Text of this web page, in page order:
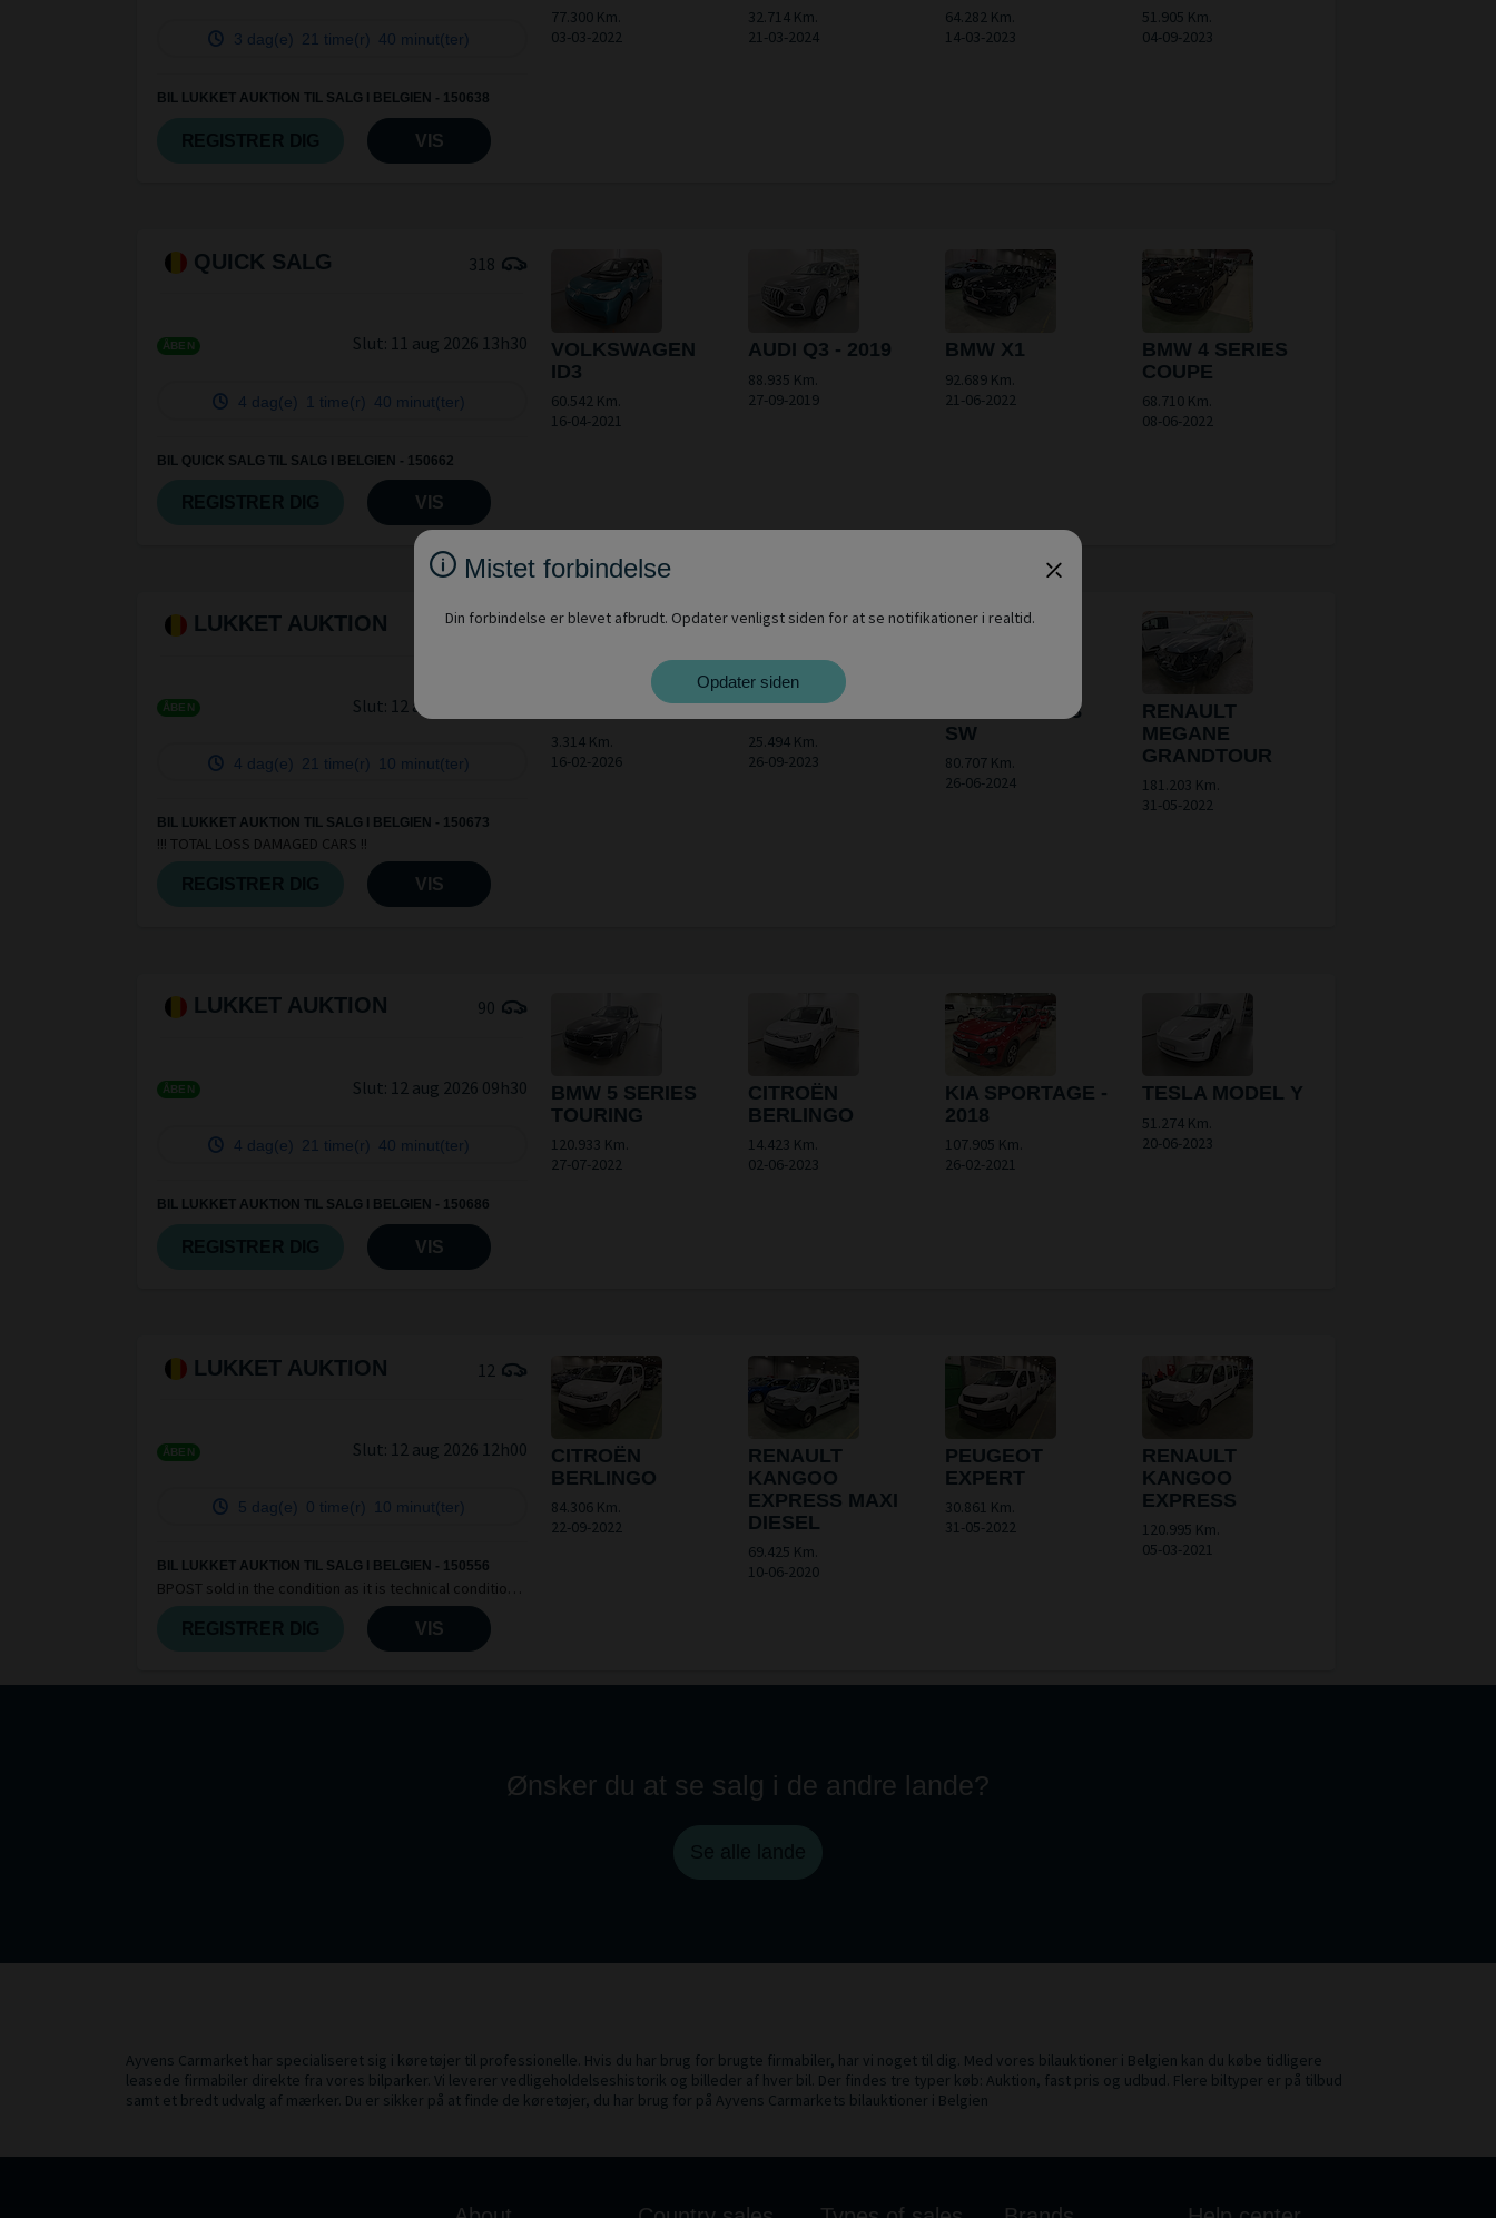
3 dag(e) 21 time(r) 40 minut(ter)
BIL LUKKET AUKTION TIL SALG I BELGIEN - 150638
77.300 Km.
03-03-2022
32.714 Km.
21-03-2024
64.282 Km.
14-03-2023
51.905 Km.
04-09-2023
VIS
QUICK SALG 318
ÅBEN Slut: 11 aug 2026 13h30
4 dag(e) 1 time(r) 40 minut(ter)
BIL QUICK SALG TIL SALG I BELGIEN - 150662
VOLKSWAGEN
ID3
60.542 Km.
16-04-2021
AUDI Q3 - 2019
88.935 Km.
27-09-2019
BMW X1
92.689 Km.
21-06-2022
BMW 4 SERIES
COUPE
68.710 Km.
08-06-2022
VIS
LUKKET AUKTION 20
ÅBEN Slut: 12 aug 2026 09h00
4 dag(e) 21 time(r) 10 minut(ter)
BIL LUKKET AUKTION TIL SALG I BELGIEN - 150673
!!! TOTAL LOSS DAMAGED CARS !!
3.314 Km.
16-02-2026
25.494 Km.
26-09-2023
PEUGEOT 308
SW
80.707 Km.
26-06-2024
RENAULT
MEGANE
GRANDTOUR
181.203 Km.
31-05-2022
VIS
LUKKET AUKTION 90
ÅBEN Slut: 12 aug 2026 09h30
4 dag(e) 21 time(r) 40 minut(ter)
BIL LUKKET AUKTION TIL SALG I BELGIEN - 150686
BMW 5 SERIES
TOURING
120.933 Km.
27-07-2022
CITROËN
BERLINGO
14.423 Km.
02-06-2023
KIA SPORTAGE -
2018
107.905 Km.
26-02-2021
TESLA MODEL Y
51.274 Km.
20-06-2023
VIS
LUKKET AUKTION 12
ÅBEN Slut: 12 aug 2026 12h00
5 dag(e) 0 time(r) 10 minut(ter)
BIL LUKKET AUKTION TIL SALG I BELGIEN - 150556
BPOST sold in the condition as it is technical condition
unknown vendu en état, condition technique inconnue
CITROËN
BERLINGO
84.306 Km.
22-09-2022
RENAULT
KANGOO
EXPRESS MAXI
DIESEL
69.425 Km.
10-06-2020
PEUGEOT
EXPERT
30.861 Km.
31-05-2022
RENAULT
KANGOO
EXPRESS
120.995 Km.
05-03-2021
VIS
Ønsker du at se salg i de andre lande?
Ayvens Carmarket har specialiseret sig i køretøjer til professionelle. Hvis du har brug for brugte firmabiler, har vi noget til dig. Med vores bilauktioner i Belgien kan du købe tidligere
leasede firmabiler direkte fra vores bilparker. Vi leverer vedligeholdelseshistorik og billeder af hver bil. Der findes tre typer køb: Auktion, fast pris og udbud. Flere biltyper er på tilbud
samt et bredt udvalg af mærker. Du er sikker på at finde de køretøjer, du har brug for på Ayvens Carmarkets bilauktioner i Belgien
Mistet forbindelse
Din forbindelse er blevet afbrudt. Opdater venligst siden for at se notifikationer i realtid.
Opdater siden